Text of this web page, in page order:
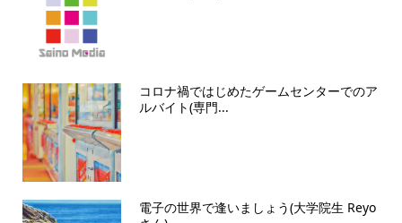
コロナ禍ではじめたゲームセンターでのア
ルバイト(専門...
電子の世界で逢いましょう(大学院生 Reyo